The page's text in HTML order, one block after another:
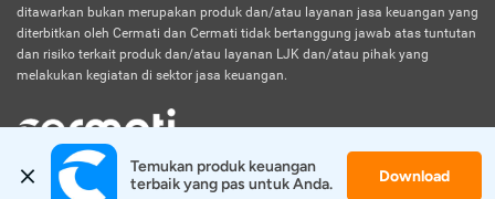
ditawarkan bukan merupakan produk dan/atau layanan jasa keuangan yang
diterbitkan oleh Cermati dan Cermati tidak bertanggung jawab atas tuntutan
dan risiko terkait produk dan/atau layanan LJK dan/atau pihak yang
melakukan kegiatan di sektor jasa keuangan.
© 2026 Cermati. All Rights Reserved.
Temukan produk keuangan
terbaik yang pas untuk Anda.
Download